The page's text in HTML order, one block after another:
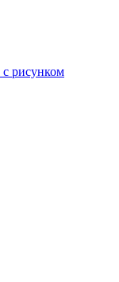
с рисунком